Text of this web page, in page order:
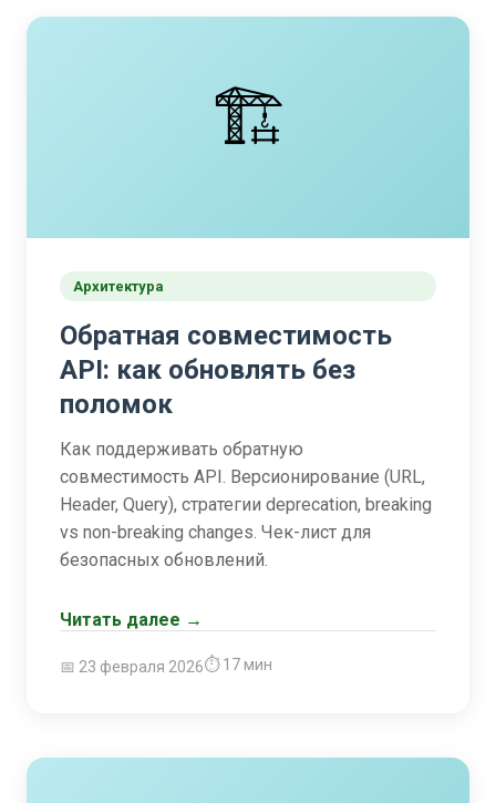
🏗️
Архитектура
Обратная совместимость
API: как обновлять без
поломок
Как поддерживать обратную
совместимость API. Версионирование (URL,
Header, Query), стратегии deprecation, breaking
vs non-breaking changes. Чек-лист для
безопасных обновлений.
Читать далее →
📅 23 февраля 2026⏱ 17 мин